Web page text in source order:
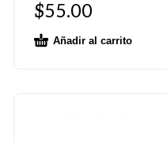
$55.00
Añadir al carrito